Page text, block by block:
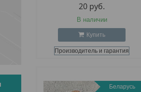
20 руб.
В наличии
Купить
Производитель и гарантия
Беларусь